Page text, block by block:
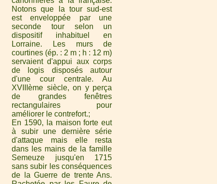
Notons que la tour sud-est
est enveloppée par une
seconde tour selon un
dispositif inhabituel en
Lorraine. Les murs de
courtines (ép. : 2 m ; h : 12 m)
servaient d'appui aux corps
de logis disposés autour
d'une cour centrale. Au
XVIIIème siècle, on y perça
de grandes fenêtres
rectangulaires pour
améliorer le contrefort.
En 1590, la maison forte eut
à subir une dernière série
d'attaque mais elle resta
dans les mains de la famille
Semeuze jusqu'en 1715
sans subir les conséquences
de la Guerre de trente Ans.